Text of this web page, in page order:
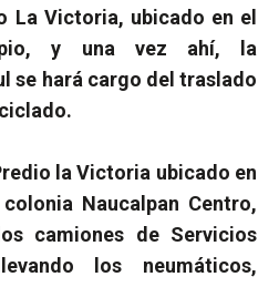
La Victoria, ubicado en el
y una vez ahí, la
se hará cargo del traslado
la Victoria ubicado en
Naucalpan Centro,
camiones de Servicios
los neumáticos,